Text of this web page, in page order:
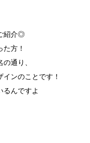
紹介◎
方！
通り、
ンのことです！
るんですよ